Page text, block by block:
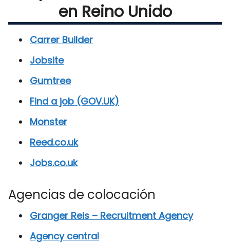
en Reino Unido
Carrer Builder
Jobsite
Gumtree
Find a job (GOV.UK)
Monster
Reed.co.uk
Jobs.co.uk
Agencias de colocación
Granger Reis – Recruitment Agency
Agency central